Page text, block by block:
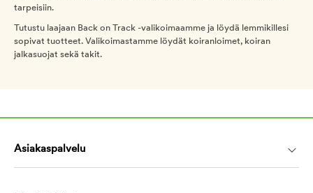
tarpeisiin.
Tutustu laajaan Back on Track -valikoimaamme ja löydä lemmikillesi
sopivat tuotteet. Valikoimastamme löydät koiranloimet, koiran
jalkasuojat sekä takit.
Asiakaspalvelu